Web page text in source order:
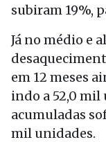
subiram 19%,
Já no médio e
em 12 meses
indo a 52,0 mil
acumuladas
mil unidades.